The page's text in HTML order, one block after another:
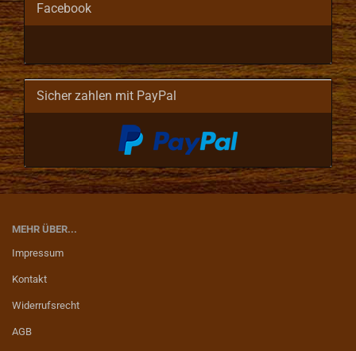
Facebook
Sicher zahlen mit PayPal
MEHR ÜBER...
Impressum
Kontakt
Widerrufsrecht
AGB